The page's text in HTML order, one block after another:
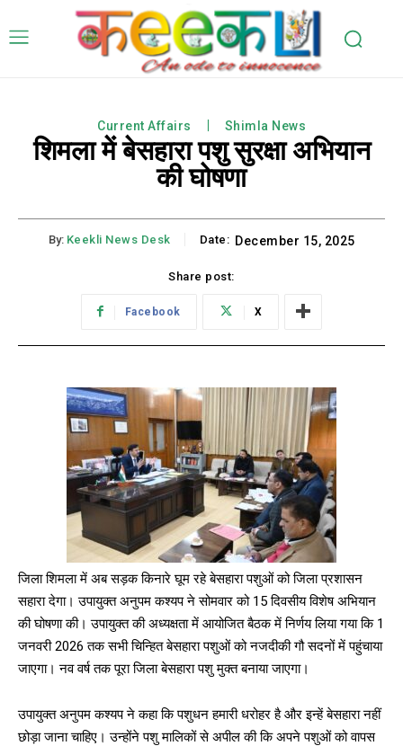
Current Affairs Shimla News
शिमला में बेसहारा पशु सुरक्षा अभियान
की घोषणा
By: Keekli News Desk Date: December 15, 2025
Share post:
Facebook X
जिला शिमला में अब सड़क किनारे घूम रहे बेसहारा पशुओं को जिला प्रशासन
सहारा देगा। उपायुक्त अनुपम कश्यप ने सोमवार को 15 दिवसीय विशेष अभियान
की घोषणा की। उपायुक्त की अध्यक्षता में आयोजित बैठक में निर्णय लिया गया कि 1
जनवरी 2026 तक सभी चिन्हित बेसहारा पशुओं को नजदीकी गौ सदनों में पहुंचाया
जाएगा। नव वर्ष तक पूरा जिला बेसहारा पशु मुक्त बनाया जाएगा।
उपायुक्त अनुपम कश्यप ने कहा कि पशुधन हमारी धरोहर है और इन्हें बेसहारा नहीं
छोड़ा जाना चाहिए। उन्होंने पशु मालिकों से अपील की कि अपने पशुओं को वापस